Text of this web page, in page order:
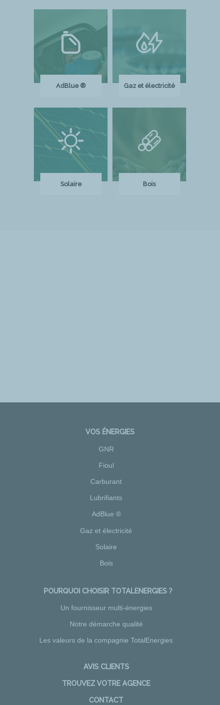
AdBlue ® Gaz et électricité
Solaire Bois
VOS ÉNERGIES
GNR
Fioul
Carburant
Lubrifiants
AdBlue ®
Gaz et électricité
Solaire
Bois
POURQUOI CHOISIR TOTALENERGIES ?
Un fournisseur multi-énergies
Notre démarche qualité
Les valeurs de la compagnie TotalEnergies
AVIS CLIENTS
TROUVEZ VOTRE AGENCE
CONTACT